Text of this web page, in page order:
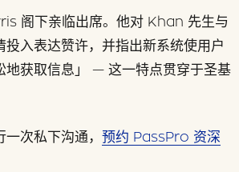
阁下亲临出席。他对 Khan 先生与
入表达赞许，并指出新系统使用户
地获取信息」 — 这一特点贯穿于圣基
次私下沟通， 预约 PassPro 资深